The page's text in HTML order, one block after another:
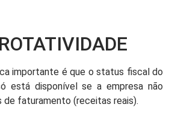
importante é que o status fiscal do
está disponível se a empresa não
faturamento (receitas reais).